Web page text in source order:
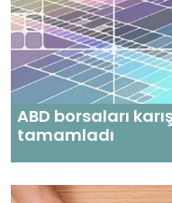
ABD borsaları
tamamladı